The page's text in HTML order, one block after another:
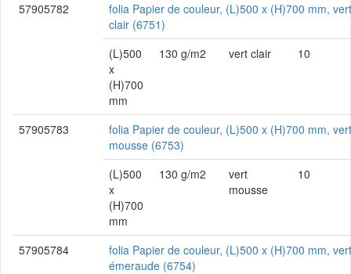
57905782
folia Papier de couleur, (L)500 x (H)700 mm, vert
clair (6751)
(L)500
x
(H)700
mm
130 g/m2 vert clair 10
57905783
folia Papier de couleur, (L)500 x (H)700 mm, vert
mousse (6753)
(L)500
x
(H)700
mm
130 g/m2
vert
mousse
10
57905784
folia Papier de couleur, (L)500 x (H)700 mm, vert
émeraude (6754)